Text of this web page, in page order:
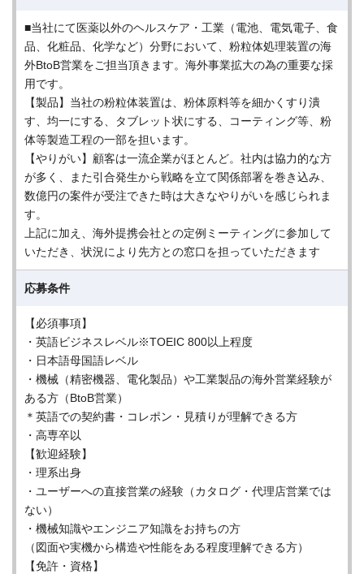
■当社にて医薬以外のヘルスケア・⼯業（電池、電気電⼦、⾷
品、化粧品、化学など）分野において、粉粒体処理装置の海
外BtoB営業をご担当頂きます。海外事業拡⼤の為の重要な採
⽤です。
【製品】当社の粉粒体装置は、粉体原料等を細かくすり潰
す、均⼀にする、タブレット状にする、コーティング等、粉
体等製造⼯程の⼀部を担います。
【やりがい】顧客は⼀流企業がほとんど。社内は協⼒的な⽅
が多く、また引合発⽣から戦略を⽴て関係部署を巻き込み、
数億円の案件が受注できた時は⼤きなやりがいを感じられま
す。
上記に加え、海外提携会社との定例ミーティングに参加して
いただき、状況により先⽅との窓⼝を担っていただきます
応募条件
【必須事項】
・英語ビジネスレベル※TOEIC 800以上程度
・⽇本語⺟国語レベル
・機械（精密機器、電化製品）や⼯業製品の海外営業経験が
ある⽅（BtoB営業）
＊英語での契約書・コレポン・⾒積りが理解できる⽅
・⾼専卒以
【歓迎経験】
・理系出⾝
・ユーザーへの直接営業の経験（カタログ・代理店営業では
ない）
・機械知識やエンジニア知識をお持ちの⽅
（図⾯や実機から構造や性能をある程度理解できる⽅）
【免許・資格】